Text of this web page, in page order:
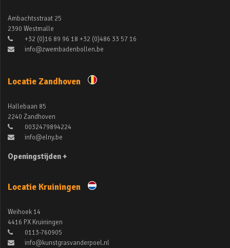
Ambachtsstraat 25
2390 Westmalle
+32 (0)16 89 96 18 +32 (0)486 33 57 16
info@zwembadenbollen.be
Locatie Zandhoven
Hallebaan 85
2240 Zandhoven
0032479894224
info@elny.be
Openingstijden +
Locatie Kruiningen
Weihoek 14
4416 PX Kruiningen
0113-760905
info@kunstgrasvanderpoel.nl